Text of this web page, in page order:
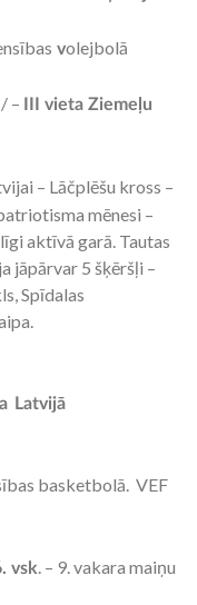
volejbolā
–
III vieta Ziemeļu
– Lāčplēšu kross –
mēnesi –
aktīvā garā. Tautas
jāpārvar 5 šķēršļi –
Spīdalas
Latvijā
basketbolā. VEF
vsk. – 9. vakara maiņu